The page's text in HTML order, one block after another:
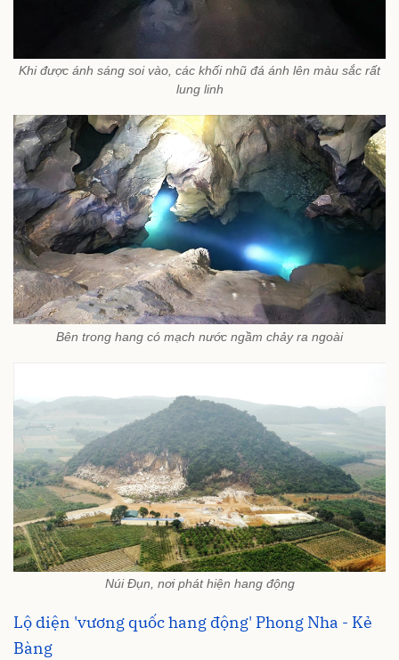
Khi được ánh sáng soi vào, các khối nhũ đá ánh lên màu sắc rất
lung linh
Bên trong hang có mạch nước ngầm chảy ra ngoài
Núi Đụn, nơi phát hiện hang động
Lộ diện 'vương quốc hang động' Phong Nha - Kẻ
Bàng